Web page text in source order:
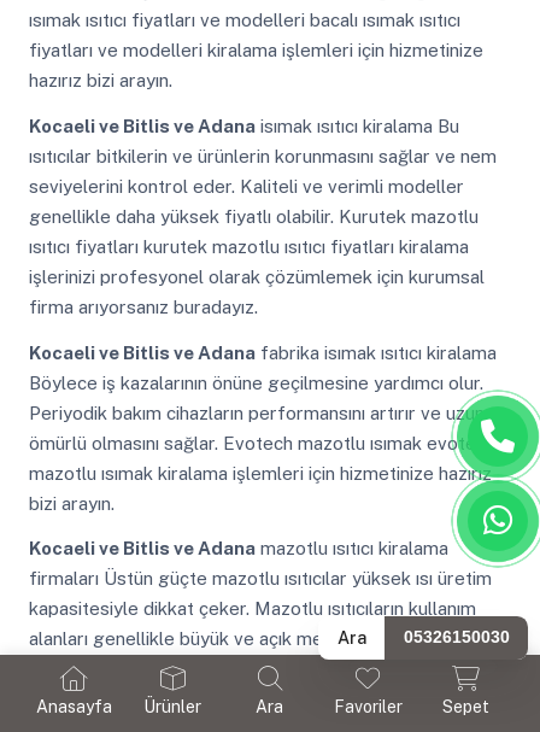
Anasayfa Ürünler Ara Favoriler Sepet
ısımak ısıtıcı fiyatları ve modelleri bacalı ısımak ısıtıcı
fiyatları ve modelleri kiralama işlemleri için hizmetinize
hazırız bizi arayın.
Kocaeli ve Bitlis ve Adanaisımak ısıtıcı kiralama Bu
ısıtıcılar bitkilerin ve ürünlerin korunmasını sağlar ve nem
seviyelerini kontrol eder. Kaliteli ve verimli modeller
genellikle daha yüksek fiyatlı olabilir. Kurutek mazotlu
ısıtıcı fiyatları kurutek mazotlu ısıtıcı fiyatları kiralama
işlerinizi profesyonel olarak çözümlemek için kurumsal
firma arıyorsanız buradayız.
Kocaeli ve Bitlis ve Adanafabrika isımak ısıtıcı kiralama
Böylece iş kazalarının önüne geçilmesine yardımcı olur.
Periyodik bakım cihazların performansını artırır ve uzun
ömürlü olmasını sağlar. Evotech mazotlu ısımak evotech
mazotlu ısımak kiralama işlemleri için hizmetinize hazırız
bizi arayın.
Kocaeli ve Bitlis ve Adanamazotlu ısıtıcı kiralama
firmaları Üstün güçte mazotlu ısıtıcılar yüksek ısı üretim
kapasitesiyle dikkat çeker. Mazotlu ısıtıcıların kullanım
alanları genellikle büyük ve açık mekanlarla sınırlıdır. Zobo
mazotlu ısımak zobo mazotlu ısımak kiralama işlerinizi
profesyonel olarak çözümlemek için kurumsal firma
Ara 05326150030